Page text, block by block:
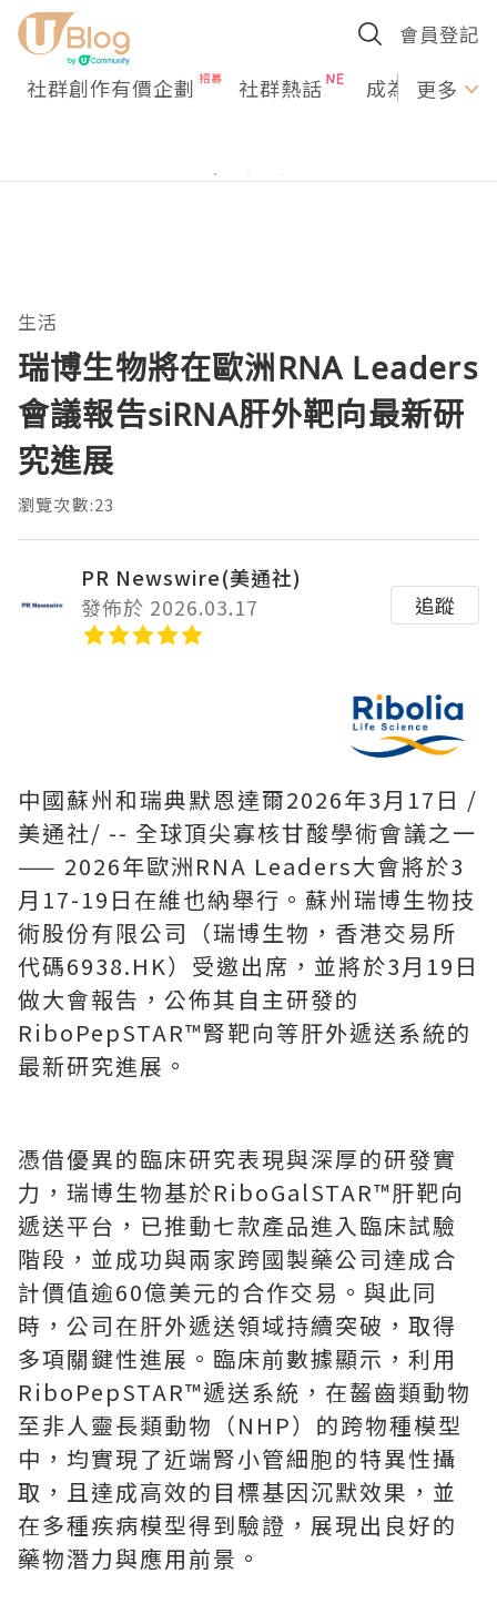
會員登記
社群創作有價企劃 社群熱話 成為U更多
生活
瑞博生物將在歐洲RNA Leaders
會議報告siRNA肝外靶向最新研
究進展
瀏覽次數:23
PR Newswire(美通社)
發佈於 2026.03.17
追蹤
中國蘇州和瑞典默恩達爾2026年3月17日 /
美通社/ -- 全球頂尖寡核甘酸學術會議之一
—— 2026年歐洲RNA Leaders大會將於3
月17-19日在維也納舉行。蘇州瑞博生物技
術股份有限公司（瑞博生物，香港交易所
代碼6938.HK）受邀出席，並將於3月19日
做大會報告，公佈其自主研發的
RiboPepSTAR™腎靶向等肝外遞送系統的
最新研究進展。
憑借優異的臨床研究表現與深厚的研發實
力，瑞博生物基於RiboGalSTAR™肝靶向
遞送平台，已推動七款產品進入臨床試驗
階段，並成功與兩家跨國製藥公司達成合
計價值逾60億美元的合作交易。與此同
時，公司在肝外遞送領域持續突破，取得
多項關鍵性進展。臨床前數據顯示，利用
RiboPepSTAR™遞送系統，在齧齒類動物
至非人靈長類動物（NHP）的跨物種模型
中，均實現了近端腎小管細胞的特異性攝
取，且達成高效的目標基因沉默效果，並
在多種疾病模型得到驗證，展現出良好的
藥物潛力與應用前景。